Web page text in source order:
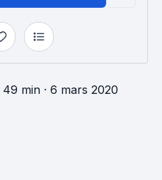
49 min · 6 mars 2020